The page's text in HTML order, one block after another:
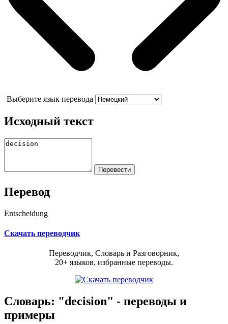
Выберите язык перевода
Исходный текст
Перевод
Entscheidung
Скачать переводчик
Переводчик, Словарь и Разговорник,
20+ языков, избранные переводы.
Словарь: "decision" - переводы и
примеры